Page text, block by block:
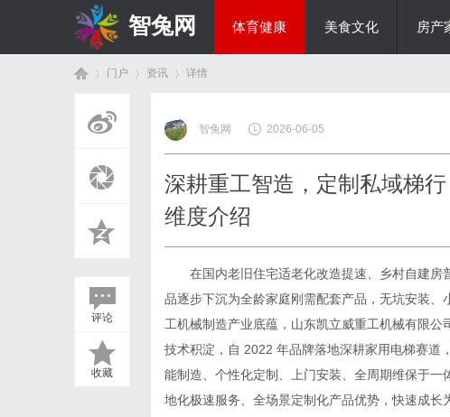
智兔网 体育健康 美食文化 房产
门户 资讯
›
详情
评论
收藏
智兔网 2026-06-05
深耕重工智造，定制私域梯
维度介绍
在国内老旧住宅适老化改造提速、乡村自建房
品逐步下沉为全龄家庭刚需配套产品，无坑安装
工机械制造产业底蕴，山东凯立威重工机械有限
技术积淀，自 2022 年品牌落地深耕家用电梯赛道
能制造、个性化定制、上门安装、全周期维保于
地化极速服务、全场景定制化产品优势，快速成